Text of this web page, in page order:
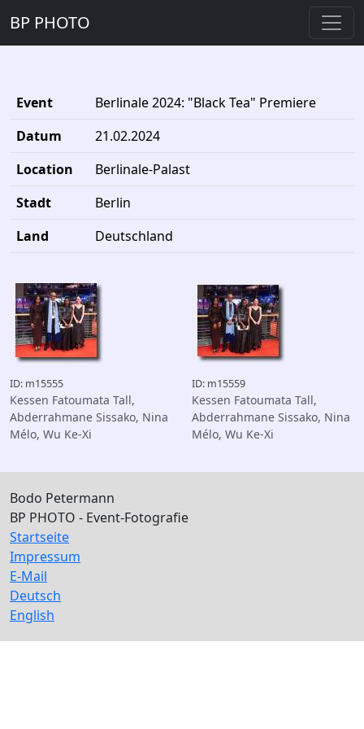
BP PHOTO
Event
Berlinale 2024: "Black Tea" Premiere
Datum
21.02.2024
Location
Berlinale-Palast
Stadt
Berlin
Land
Deutschland
ID: m15555
Kessen Fatoumata Tall,
Abderrahmane Sissako, Nina
Mélo, Wu Ke-Xi
ID: m15559
Kessen Fatoumata Tall,
Abderrahmane Sissako, Nina
Mélo, Wu Ke-Xi
Bodo Petermann
BP PHOTO - Event-Fotografie
Startseite
Impressum
E-Mail
Deutsch
English